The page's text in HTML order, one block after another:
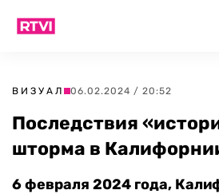
ВИЗУАЛ 06.02.2024 / 20:52
Последствия
шторма в
6 февраля 2024 года,